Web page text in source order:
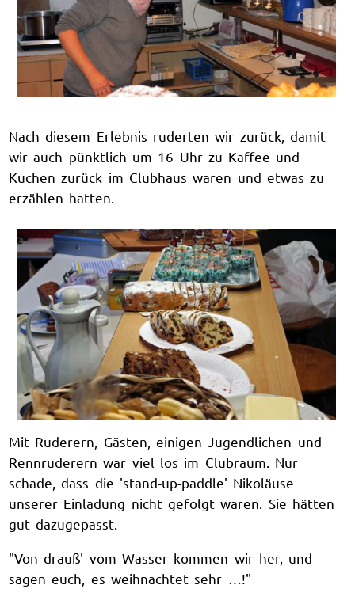
Nach diesem Erlebnis ruderten wir zurück, damit
wir auch pünktlich um 16 Uhr zu Kaffee und
Kuchen zurück im Clubhaus waren und etwas zu
erzählen hatten.
Mit Ruderern, Gästen, einigen Jugendlichen und
Rennruderern war viel los im Clubraum. Nur
schade, dass die 'stand-up-paddle' Nikoläuse
unserer Einladung nicht gefolgt waren. Sie hätten
gut dazugepasst.
"Von drauß' vom Wasser kommen wir her, und
sagen euch, es weihnachtet sehr …!"